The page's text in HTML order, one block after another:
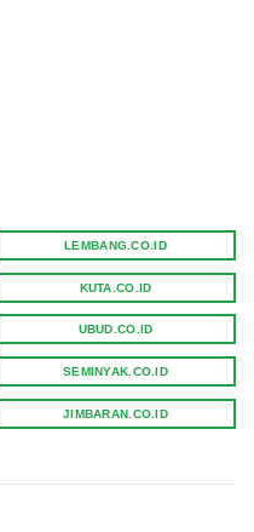
LEMBANG.CO.ID
KUTA.CO.ID
UBUD.CO.ID
SEMINYAK.CO.ID
JIMBARAN.CO.ID